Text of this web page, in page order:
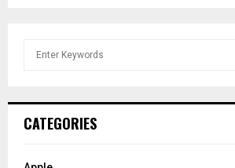
h
o
CATEGORIES